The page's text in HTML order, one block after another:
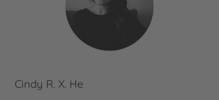
Cindy R. X. He